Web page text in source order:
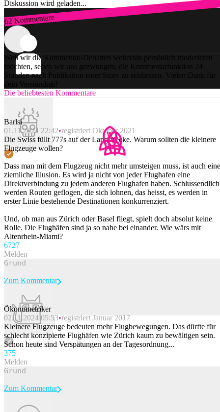
Diskussion wird geladen...
62 Kommentare
Zum Login
Weil wir die Kommentar-Debatten weiterhin persönlich moderieren
möchten, sehen wir uns gezwungen, die Kommentarfunktion 24
Stunden nach Publikation einer Story zu schliessen. Vielen Dank für
dein Verständnis!
Die beliebtesten Kommentare
Barlsi
01.11.2024 22:42 registriert Oktober 2021
Die Swiss füllt 777s auf der Langstrecke. Warum sollten die kleinere
Flugzeuge wollen?
Dass man mit dem Flugzeug nicht mehr umsteigen muss, ist auch eine
ziemliche Illusion. Es wird ja nicht von jeder Flughafen eine
Direktverbindung zu jedem anderen Flughafen haben. Schlussendlich
werden Routen geflogen, die sich lohnen, das heisst, es werden in
erster Linie bestehende Destinationen konkurrenziert.
Und, ob man aus Zürich oder Basel fliegt, spielt doch absolut keine
Rolle. Die Flughäfen sind ja so nahe bei einander. Wie wärs mit
Altenrhein-Miami?
6727
Melden
Beitrag melden
Zum Kommentar
Ökonometriker
02.11.2024 05:53 registriert Januar 2017
Kleinere Flugzeuge bedeuten mehr Flugbewegungen. Das dürfte für
schlecht konzipierte Flughäfen wie Zürich kaum zu bewältigen sein.
Schon heute sind Verspätungen an der Tagesordnung...
375
Melden
Zum Kommentar